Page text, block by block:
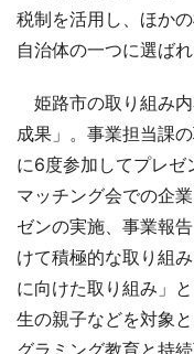
税制を活用し、ほか
自治体の一つに選ばれ
姫路市の取り組み内
成果」。事業担当課
に6度参加してプレゼ
マッチング会での企
ゼンの実施、事業報
けて積極的な取り組
に向けた取り組み」
生の親子などを対象
グラミング教育と持